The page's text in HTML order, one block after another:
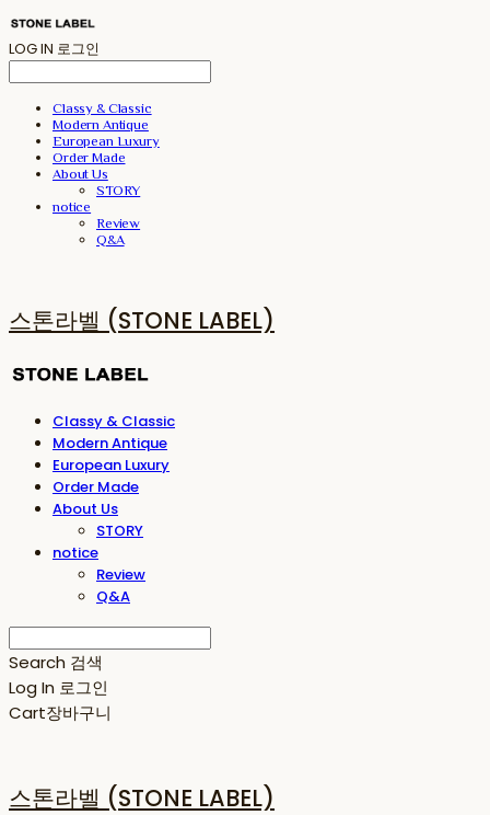
LOG IN 로그인
Classy & Classic
Modern Antique
European Luxury
Order Made
About Us
STORY
notice
Review
Q&A
스톤라벨 (STONE LABEL)
Classy & Classic
Modern Antique
European Luxury
Order Made
About Us
STORY
notice
Review
Q&A
Search 검색
Log In 로그인
Cart장바구니
스톤라벨 (STONE LABEL)